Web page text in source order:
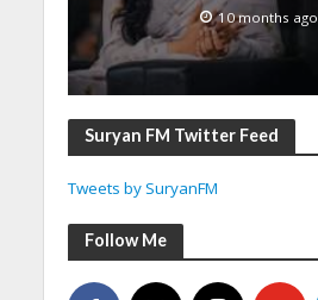
10 months ago
Suryan FM Twitter Feed
Tweets by SuryanFM
Follow Me